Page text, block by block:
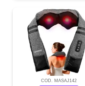
COD. MASAJ142